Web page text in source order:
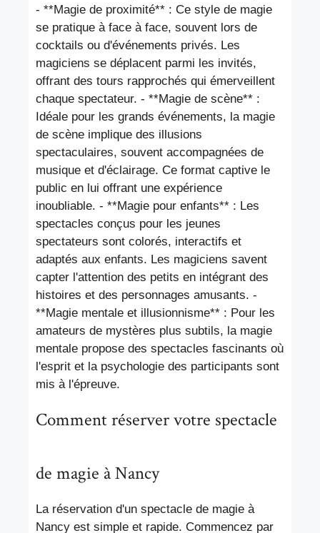
- **Magie de proximité** : Ce style de magie
se pratique à face à face, souvent lors de
cocktails ou d'événements privés. Les
magiciens se déplacent parmi les invités,
offrant des tours rapprochés qui émerveillent
chaque spectateur. - **Magie de scène** :
Idéale pour les grands événements, la magie
de scène implique des illusions
spectaculaires, souvent accompagnées de
musique et d'éclairage. Ce format captive le
public en lui offrant une expérience
inoubliable. - **Magie pour enfants** : Les
spectacles conçus pour les jeunes
spectateurs sont colorés, interactifs et
adaptés aux enfants. Les magiciens savent
capter l'attention des petits en intégrant des
histoires et des personnages amusants. -
**Magie mentale et illusionnisme** : Pour les
amateurs de mystères plus subtils, la magie
mentale propose des spectacles fascinants où
l'esprit et la psychologie des participants sont
mis à l'épreuve.
Comment réserver votre spectacle
de magie à Nancy
La réservation d'un spectacle de magie à
Nancy est simple et rapide. Commencez par